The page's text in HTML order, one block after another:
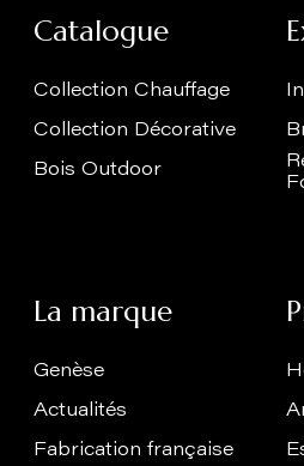
Catalogue
Collection Chauffage
Collection Décorative
Bois Outdoor
La marque
Genèse
Actualités
Fabrication française